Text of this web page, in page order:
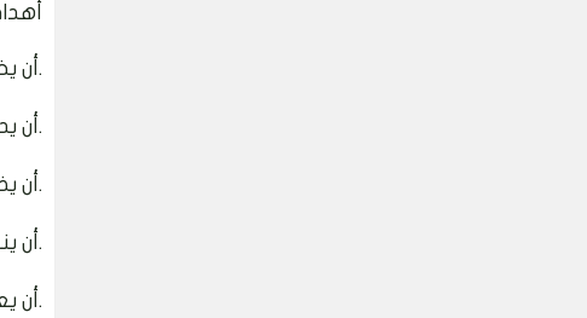
أن يخطط لندوة في موضوع اللغة العربية.
أن يدير نقاشًا حول تنظيم الأسرة.
أن يضع خطة لرحلة مدرسية.
أن ينظم مسابقة شعرية.
أن يعدل خطته الدراسية.